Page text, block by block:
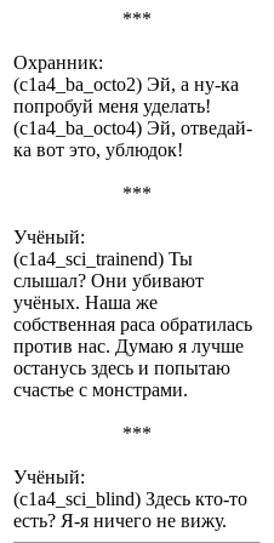
***
Охранник:
(c1a4_ba_octo2) Эй, а ну-ка
попробуй меня уделать!
(c1a4_ba_octo4) Эй, отведай-
ка вот это, ублюдок!
***
Учёный:
(c1a4_sci_trainend) Ты
слышал? Они убивают
учёных. Наша же
собственная раса обратилась
против нас. Думаю я лучше
останусь здесь и попытаю
счастье с монстрами.
***
Учёный:
(c1a4_sci_blind) Здесь кто-то
есть? Я-я ничего не вижу.